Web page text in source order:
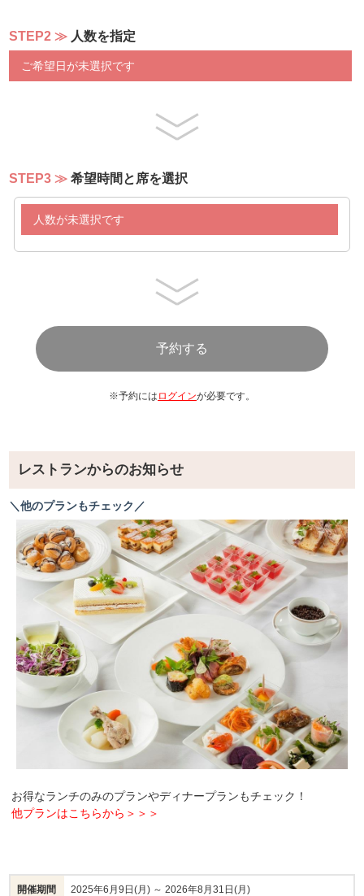
生ハムとキャロットラぺのピンチョス マンゴ添え（※週
末限定）
トリムネニクとセロリのサラダマスタード風味
ジャガイモとタケノコのギリシャ風 タラモサラダ
え
【スープ/カレー】
野菜たっぷりミネストローネ
ターメリックライス
白飯
白菜とキノコのクリーム煮（とりほぐし・きのこ）
デザート数種
パン7種・珈琲・ジュース数種類をご用意しております
＊メニュー内容は予告なく変更になる場合がございます
他にサラダ11種/フルーツ5種/デザート8種/パン6種
珈琲・ジュース数種類をご用意しております
＊メニュー内容は予告なく変更になる場合がございます
STEP2 人数を指定
ご希望日が未選択です
STEP3 希望時間と席を選択
人数が未選択です
※予約には ログインが必要です。
レストランからのお知らせ
＼他のプランもチェック／
お得なランチのみのプランやディナープランもチェック！
他プランはこちらから＞＞＞
開催期間 2025年6月9日(月) ～ 2026年8月31日(月)